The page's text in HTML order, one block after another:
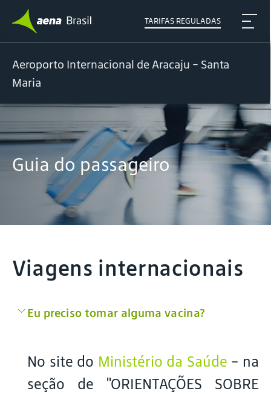
TARIFAS REGULADAS
Aeroporto Internacional de Aracaju - Santa
Maria
Guia do passageiro
Viagens internacionais
Eu preciso tomar alguma vacina?
No site do Ministério da Saúde - na
seção de "ORIENTAÇÕES SOBRE